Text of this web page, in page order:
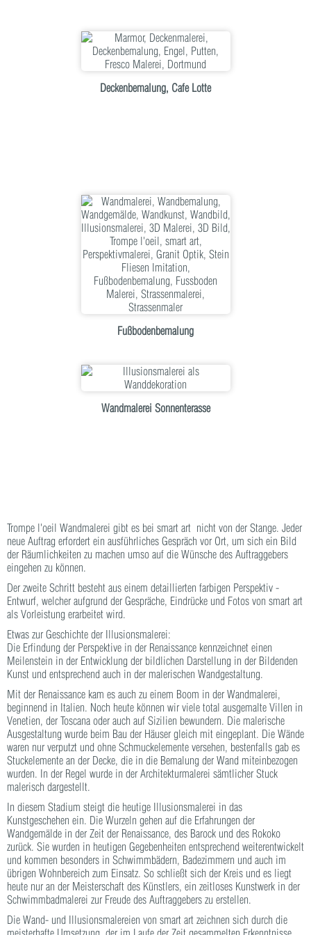
Deckenbemalung, Cafe Lotte
Fußbodenbemalung
Wandmalerei Sonnenterasse
Trompe l'oeil Wandmalerei gibt es bei smart art nicht von der Stange. Jeder
neue Auftrag erfordert ein ausführliches Gespräch vor Ort, um sich ein Bild
der Räumlichkeiten zu machen umso auf die Wünsche des Auftraggebers
eingehen zu können.
Der zweite Schritt besteht aus einem detaillierten farbigen Perspektiv -
Entwurf, welcher aufgrund der Gespräche, Eindrücke und Fotos von smart art
als Vorleistung erarbeitet wird.
Etwas zur Geschichte der Illusionsmalerei:
Die Erfindung der Perspektive in der Renaissance kennzeichnet einen
Meilenstein in der Entwicklung der bildlichen Darstellung in der Bildenden
Kunst und entsprechend auch in der malerischen Wandgestaltung.
Mit der Renaissance kam es auch zu einem Boom in der Wandmalerei,
beginnend in Italien. Noch heute können wir viele total ausgemalte Villen in
Venetien, der Toscana oder auch auf Sizilien bewundern. Die malerische
Ausgestaltung wurde beim Bau der Häuser gleich mit eingeplant. Die Wände
waren nur verputzt und ohne Schmuckelemente versehen, bestenfalls gab es
Stuckelemente an der Decke, die in die Bemalung der Wand miteinbezogen
wurden. In der Regel wurde in der Architekturmalerei sämtlicher Stuck
malerisch dargestellt.
In diesem Stadium steigt die heutige Illusionsmalerei in das
Kunstgeschehen ein. Die Wurzeln gehen auf die Erfahrungen der
Wandgemälde in der Zeit der Renaissance, des Barock und des Rokoko
zurück. Sie wurden in heutigen Gegebenheiten entsprechend weiterentwickelt
und kommen besonders in Schwimmbädern, Badezimmern und auch im
übrigen Wohnbereich zum Einsatz. So schließt sich der Kreis und es liegt
heute nur an der Meisterschaft des Künstlers, ein zeitloses Kunstwerk in der
Schwimmbadmalerei zur Freude des Auftraggebers zu erstellen.
Die Wand- und Illusionsmalereien von smart art zeichnen sich durch die